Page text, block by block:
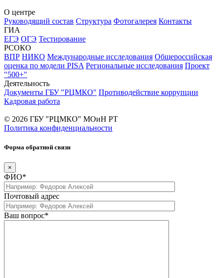
О центре
Руководящий состав Структура Фотогалерея Контакты
ГИА
ЕГЭ ОГЭ Тестирование
РСОКО
ВПР НИКО Международные исследования Общероссийская
оценка по модели PISA Региональные исследования Проект
"500+"
Деятельность
Документы ГБУ "РЦМКО" Противодействие коррупции
Кадровая работа
© 2026 ГБУ "РЦМКО" МОиН РТ
Политика конфиденциальности
Форма обратной связи
×
ФИО*
Почтовый адрес
Ваш вопрос*